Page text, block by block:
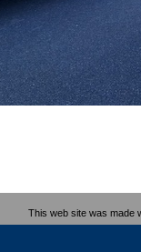
This web site was made